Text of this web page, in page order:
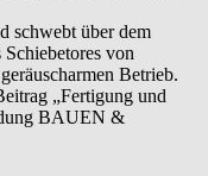
schwebt über dem
von
Betrieb.
„Fertigung und
BAUEN &